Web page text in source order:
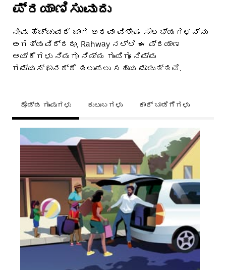
ಪ್ರಯಾಣಿಸುವುದು
ನೀವು ಹೆಚ್ಚುವರಿ ಜಾಗ ಅಥವಾ ವಿಶೇಷ ಸೌಲಭ್ಯಗಳನ್ನು
ಅಗತ್ಯವಿದ್ದರೂ, Rahway ನಲ್ಲಿ ಈ ಪ್ರಯಾಣ
ಆಯ್ಕೆಗಳು ನಿಮಗೂ ನಿಮ್ಮ ಗುಂಪಿಗೂ ನಿಮ್ಮ
ಗಮ್ಯಸ್ಥಾನಕ್ಕೆ ತಲುಪಲು ಸಹಾಯ ಮಾಡುತ್ತವೆ.
ದೊಡ್ಡ ಗುಂಪುಗಳು ಕುಟುಂಬಗಳು ಕಾರ್ ಬಾಡಿಗೆಗಳು